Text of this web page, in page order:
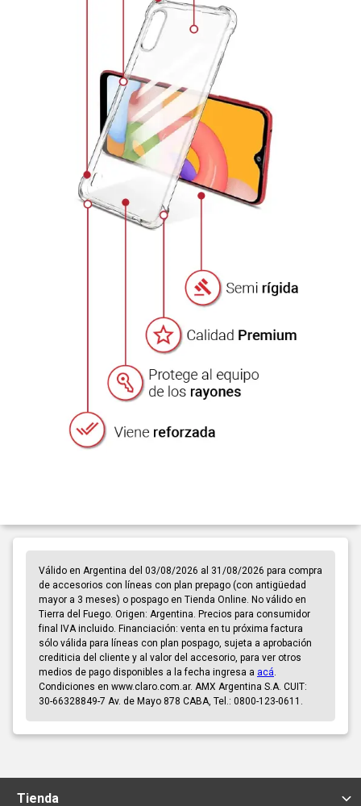
Válido en Argentina del 03/08/2026 al 31/08/2026 para compra
de accesorios con líneas con plan prepago (con antigüedad
mayor a 3 meses) o pospago en Tienda Online. No válido en
Tierra del Fuego. Origen: Argentina. Precios para consumidor
final IVA incluido. Financiación: venta en tu próxima factura
sólo válida para líneas con plan pospago, sujeta a aprobación
crediticia del cliente y al valor del accesorio, para ver otros
medios de pago disponibles a la fecha ingresa a acá.
Condiciones en www.claro.com.ar. AMX Argentina S.A. CUIT:
30-66328849-7 Av. de Mayo 878 CABA, Tel.: 0800-123-0611.
Tienda